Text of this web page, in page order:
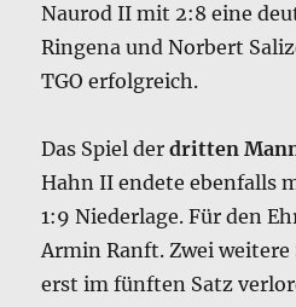
Naurod II mit 2:8 eine
Ringena und Norbert
TGO erfolgreich.
Das Spiel derdritten
Hahn II endete ebenfalls
1:9 Niederlage. Für den
Armin Ranft. Zwei weitere
erst im fünften Satz